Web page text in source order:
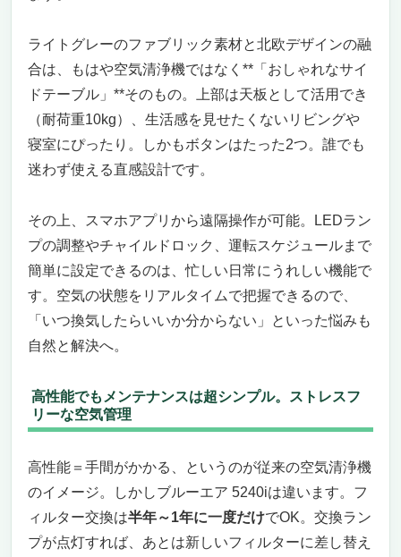
ライトグレーのファブリック素材と北欧デザインの融
合は、もはや空気清浄機ではなく**「おしゃれなサイ
ドテーブル」**そのもの。上部は天板として活用でき
（耐荷重10kg）、生活感を見せたくないリビングや
寝室にぴったり。しかもボタンはたった2つ。誰でも
迷わず使える直感設計です。
その上、スマホアプリから遠隔操作が可能。LEDラン
プの調整やチャイルドロック、運転スケジュールまで
簡単に設定できるのは、忙しい日常にうれしい機能で
す。空気の状態をリアルタイムで把握できるので、
「いつ換気したらいいか分からない」といった悩みも
自然と解決へ。
高性能でもメンテナンスは超シンプル。ストレスフ
リーな空気管理
高性能＝手間がかかる、というのが従来の空気清浄機
のイメージ。しかしブルーエア 5240iは違います。フ
ィルター交換は半年～1年に一度だけでOK。交換ラン
プが点灯すれば、あとは新しいフィルターに差し替え